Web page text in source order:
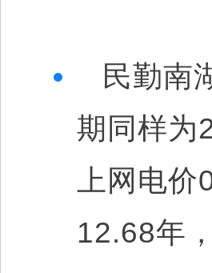
民勤南
期同样为
上网电
12.68年